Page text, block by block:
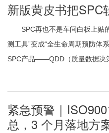
新版黄皮书把SPC
SPC再也不是车间白板上贴
测工具”变成“全生命周期预防体
SPC产品——QDD（质量数据
紧急预警｜
总，3 个月落地方